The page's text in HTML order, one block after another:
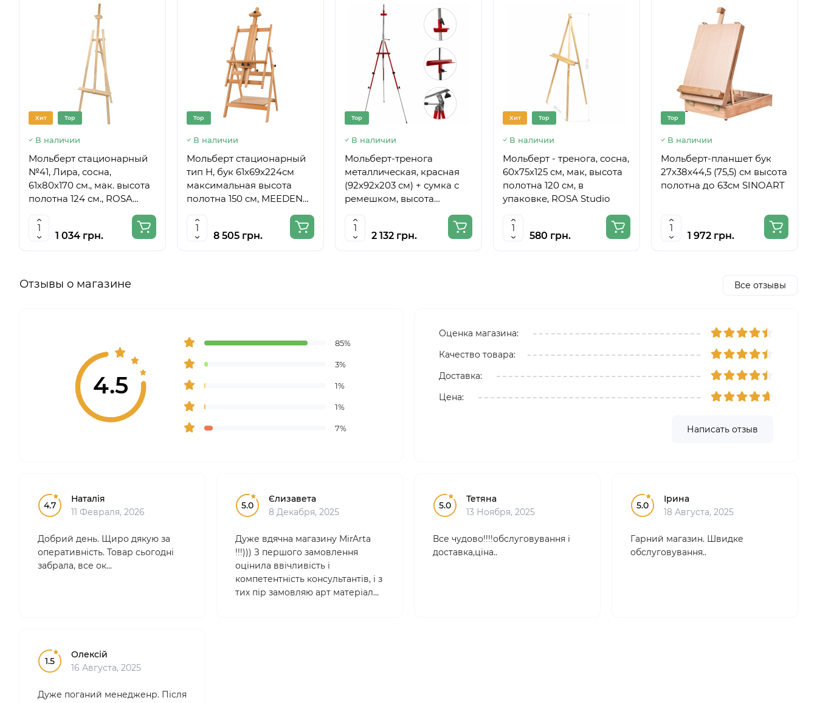
Хит Top
В наличии
Мольберт стационарный
№41, Лира, сосна,
61х80х170 см., мак. высота
полотна 124 см., ROSA
1 034 грн.
Top
В наличии
Мольберт стационарный
тип Н, бук 61x69x224см
максимальная высота
полотна 150 см, MEEDEN
8 505 грн.
Top
В наличии
Мольберт-тренога
металлическая, красная
(92х92х203 см) + сумка с
ремешком, высота
полотна до 78 см,D,K,ART
CRAFT
2 132 грн.
Хит Top
В наличии
Мольберт - тренога, сосна,
60х75х125 см, мак, высота
полотна 120 см, в
упаковке, ROSA Studio
580 грн.
Top
В наличии
Мольберт-планшет бук
27х38х44,5 (75,5) см высота
полотна до 63см SINOART
1 972 грн.
Отзывы о магазине Все отзывы
4.5
85%
3%
1%
1%
7%
Оценка магазина:
Качество товара:
Доставка:
Цена:
Написать отзыв
4.7
Наталія
11 Февраля, 2026
Добрий день. Щиро дякую за
оперативність. Товар сьогодні
забрала, все ок...
5.0
Єлизавета
8 Декабря, 2025
Дуже вдячна магазину MirArta
!!!))) З першого замовлення
оцінила ввічливість і
компетентність консультантів, і з
тих пір замовляю арт матеріали
5.0
Тетяна
13 Ноября, 2025
Все чудово!!!!обслуговування і
доставка,ціна..
5.0
Ірина
18 Августа, 2025
Гарний магазин. Швидке
обслуговування..
1.5
Олексій
16 Августа, 2025
Дуже поганий менедженр. Після